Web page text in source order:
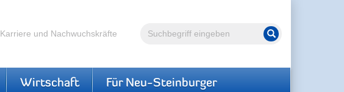
Volltextsuche Suche starten
Karriere und Nachwuchskräfte
Wirtschaft Für Neu-Steinburger